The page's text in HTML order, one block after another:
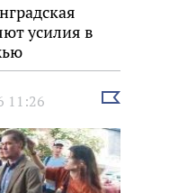
усилия в
11:26
Выбрать